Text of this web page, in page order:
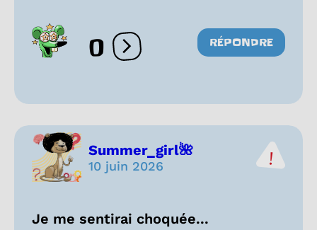
0 Ouvrir les réactions
RÉPONDRE
Summer_girl🌺
10 juin 2026
Je me sentirai choquée...